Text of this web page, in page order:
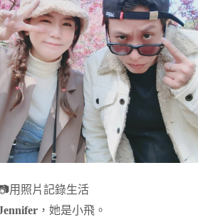
用照片記錄生活
，她是小飛。